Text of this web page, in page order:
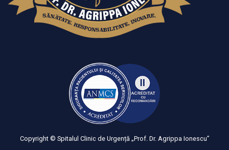
Copyright © Spitalul Clinic de Urgență „Prof. Dr. Agrippa Ionescu”